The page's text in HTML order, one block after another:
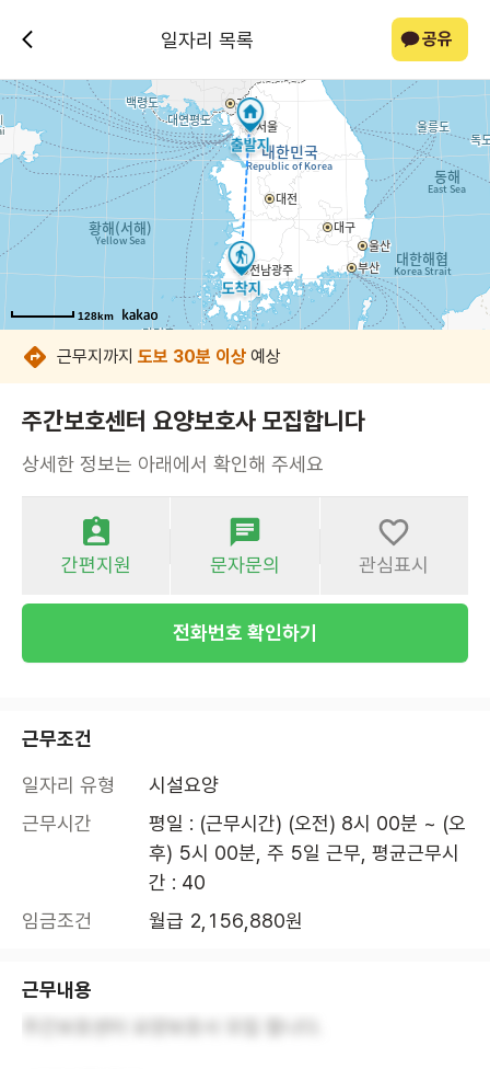
일자리 목록 공유
128km
128km
128km
128km
128km
128km
근무지까지 도보 30분 이상 예상
주간보호센터 요양보호사 모집합니다
상세한 정보는 아래에서 확인해 주세요
간편지원 문자문의 관심표시
전화번호 확인하기
근무조건
일자리 유형
시설요양
근무시간
평일 : (근무시간) (오전) 8시 00분 ~ (오
후) 5시 00분, 주 5일 근무, 평균근무시
간 : 40
임금조건
월급 2,156,880원
근무내용